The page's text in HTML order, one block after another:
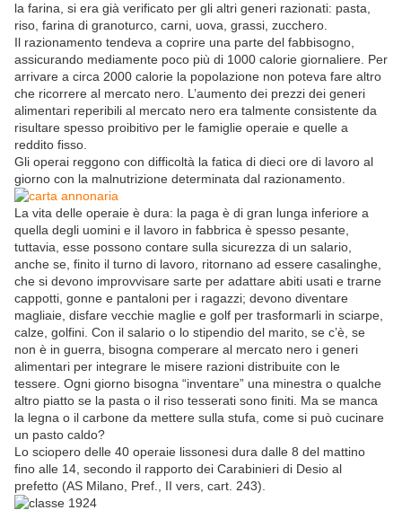
la farina, si era già verificato per gli altri generi razionati: pasta,
riso, farina di granoturco, carni, uova, grassi, zucchero.
Il razionamento tendeva a coprire una parte del fabbisogno,
assicurando mediamente poco più di 1000 calorie giornaliere. Per
arrivare a circa 2000 calorie la popolazione non poteva fare altro
che ricorrere al mercato nero. L’aumento dei prezzi dei generi
alimentari reperibili al mercato nero era talmente consistente da
risultare spesso proibitivo per le famiglie operaie e quelle a
reddito fisso.
Gli operai reggono con difficoltà la fatica di dieci ore di lavoro al
giorno con la malnutrizione determinata dal razionamento.
La vita delle operaie è dura: la paga è di gran lunga inferiore a
quella degli uomini e il lavoro in fabbrica è spesso pesante,
tuttavia, esse possono contare sulla sicurezza di un salario,
anche se, finito il turno di lavoro, ritornano ad essere casalinghe,
che si devono improvvisare sarte per adattare abiti usati e trarne
cappotti, gonne e pantaloni per i ragazzi; devono diventare
magliaie, disfare vecchie maglie e golf per trasformarli in sciarpe,
calze, golfini. Con il salario o lo stipendio del marito, se c’è, se
non è in guerra, bisogna comperare al mercato nero i generi
alimentari per integrare le misere razioni distribuite con le
tessere. Ogni giorno bisogna “inventare” una minestra o qualche
altro piatto se la pasta o il riso tesserati sono finiti. Ma se manca
la legna o il carbone da mettere sulla stufa, come si può cucinare
un pasto caldo?
Lo sciopero delle 40 operaie lissonesi dura dalle 8 del mattino
fino alle 14, secondo il rapporto dei Carabinieri di Desio al
prefetto (AS Milano, Pref., II vers, cart. 243).